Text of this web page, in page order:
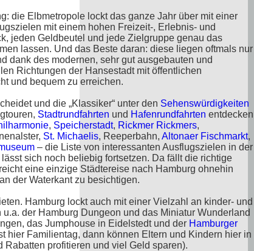
die Elbmetropole lockt das ganze Jahr über mit einer
mit einem hohen Freizeit-, Erlebnis- und
jeden Geldbeutel und jede Zielgruppe genau das
lassen. Und das Beste daran: diese liegen oftmals nur
dank des modernen, sehr gut ausgebauten und
Richtungen der Hansestadt mit öffentlichen
und bequem zu erreichen.
und die „Klassiker“ unter den Sehenswürdigkeiten
Stadtrundfahrten und Hafenrundfahrten entdecken
, Speicherstadt, Rickmer Rickmers,
St. Michaelis, Reeperbahn, Altonaer Fischmarkt,
– die Liste von interessanten Ausflugszielen in der
sich noch beliebig fortsetzen. Da fällt die richtige
eine einzige Städtereise nach Hamburg ohnehin
der Waterkant zu besichtigen.
Hamburg lockt auch mit einer Vielzahl an kinder- und
der Hamburg Dungeon und das Miniatur Wunderland
das Jumphouse in Eidelstedt und der Hamburger
hier Familientag, dann können Eltern und Kindern hier in
profitieren und viel Geld sparen).